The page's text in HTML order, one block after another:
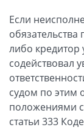
Если
либо
содействовал
судом по этим
положениями
статьи 333